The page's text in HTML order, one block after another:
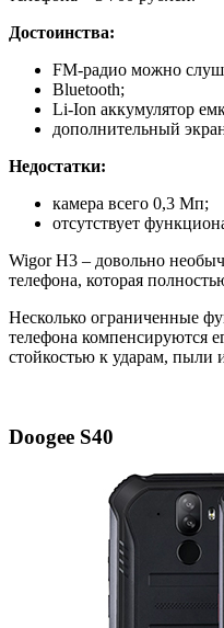
Достоинства:
FM-радио можно
Bluetooth;
Li-Ion аккумулятор
дополнительный
Недостатки:
камера всего 0,3 Мп;
отсутствует
Wigor H3 – довольно
телефона, которая
Несколько ограниченные
телефона компенсируются
стойкостью к ударам, пыли
Doogee S40